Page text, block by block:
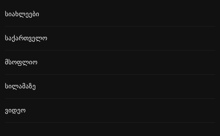
Სიახლეები
Საქართველო
Მსოფლიო
Სილამაზე
Ვიდეო